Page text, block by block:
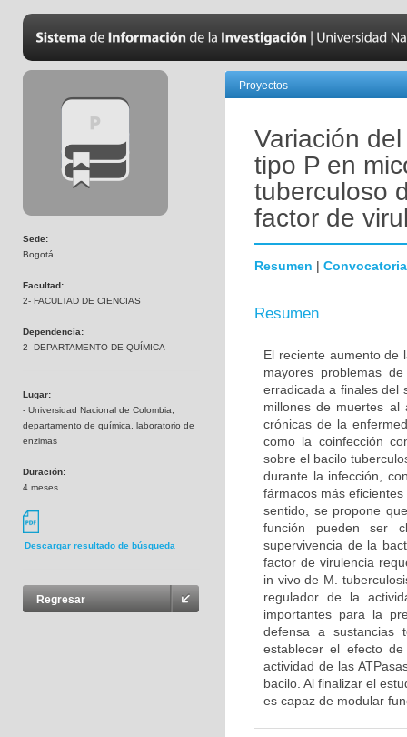
Sede:
Bogotá
Facultad:
2- FACULTAD DE CIENCIAS
Dependencia:
2- DEPARTAMENTO DE QUÍMICA
Lugar:
- Universidad Nacional de Colombia,
departamento de química, laboratorio de
enzimas
Duración:
4 meses
Descargar resultado de búsqueda
Regresar
Proyectos
Variación
tipo P en
tuberculoso
factor de
Resumen | Convocatoria
Resumen
El reciente aumento de
mayores problemas
erradicada a finales del
millones de muertes al
crónicas de la
como la coinfección
sobre el bacilo
durante la infección,
fármacos más
sentido, se propone
función pueden ser
supervivencia de la
factor de virulencia
in vivo de M.
regulador de la
importantes para la
defensa a sustancias
establecer el efecto
actividad de las
bacilo. Al finalizar el
es capaz de modular